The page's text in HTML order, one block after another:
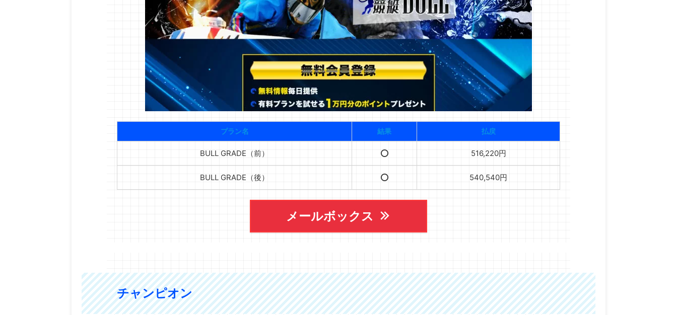
プラン名 結果 払戻
BULL GRADE（前） ⭕️ 516,220円
BULL GRADE（後） ⭕️ 540,540円
メールボックス
チャンピオン